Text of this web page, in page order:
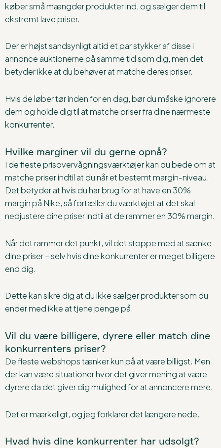
køber små mængder produkter ind, og sælger dem til
ekstremt lave priser.
Der er højst sandsynligt altid et par stykker af disse i
annonce auktionerne på samme tid som dig, men det
betyder ikke at du behøver at matche deres priser.
Hvis de løber tør inden for en dag, bør du måske ignorere
dem og holde dig til at matche priser fra dine nærmeste
konkurrenter.
Hvilke marginer vil du gerne opnå?
I de fleste prisovervågningsværktøjer kan du bede om at
matche priser indtil at du når et bestemt margin-niveau.
Det betyder at hvis du har brug for at have en 30%
margin på Nike, så fortæller du værktøjet at det skal
nedjustere dine priser indtil at de rammer en 30% margin.
Når det rammer det punkt, vil det stoppe med at sænke
dine priser – selv hvis dine konkurrenter er meget billigere
end dig.
Dette kan sikre dig at du ikke sælger produkter som du
ender med ikke at tjene penge på.
Vil du være billigere, dyrere eller match dine
konkurrenters priser?
De fleste webshops tænker kun på at være billigst. Men
der kan være situationer hvor det giver mening at være
dyrere da det giver dig mulighed for at annoncere mere.
Det er mærkeligt, og jeg forklarer det længere nede.
Hvad hvis dine konkurrenter har udsolgt?